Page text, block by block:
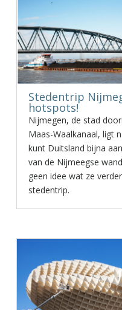
Stedentrip
hotspots!
Nijmegen, de stad
Maas-Waalkanaal, ligt
kunt Duitsland bijna
van de Nijmeegse
geen idee wat ze
stedentrip.